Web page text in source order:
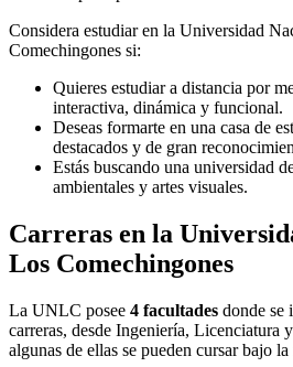
Considera estudiar en la Universidad
Comechingones si:
Quieres estudiar a distancia por
interactiva, dinámica y funcional.
Deseas formarte en una casa de
destacados y de gran
Estás buscando una universidad
ambientales y artes visuales.
Carreras en la
Los Comechingones
La UNLC posee 4 facultades donde se
carreras, desde Ingeniería, Licenciatura
algunas de ellas se pueden cursar bajo